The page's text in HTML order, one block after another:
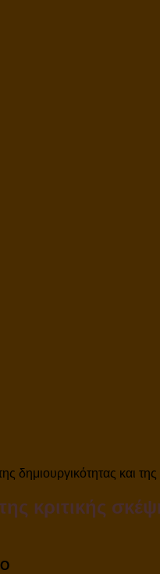
δημιουργικότητας και της
κριτικής